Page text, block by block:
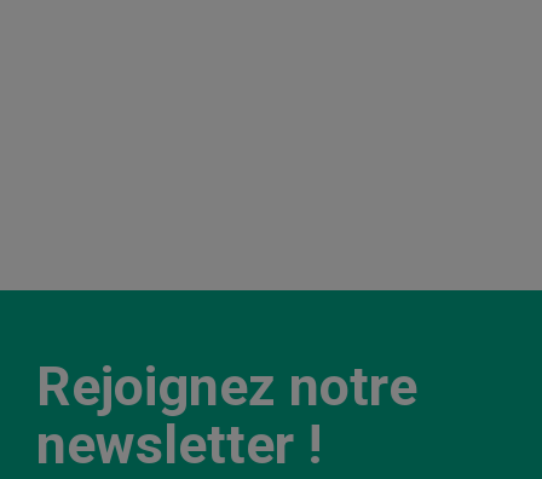
Rejoignez notre
newsletter !